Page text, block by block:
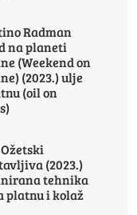
Radman
na planeti
(Weekend on
(2023.) ulje
(oil on
(2023.)
tehnika
platnu i kolaž